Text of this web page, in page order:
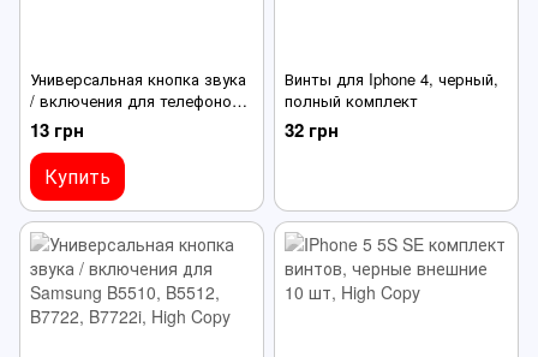
Универсальная кнопка звука
/ включения для телефонов
Nokia 2720f, 3100, 5200, 6100
и других
13 грн
Купить
Винты для Iphone 4, черный,
полный комплект
32 грн